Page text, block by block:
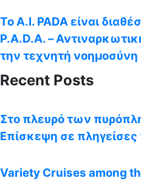
Το A.I. PADA είναι
P.A.D.A. –
την τεχνητή νοημοσύνη
Recent Posts
Στο πλευρό των
Επίσκεψη σε πληγείσες
Variety Cruises among